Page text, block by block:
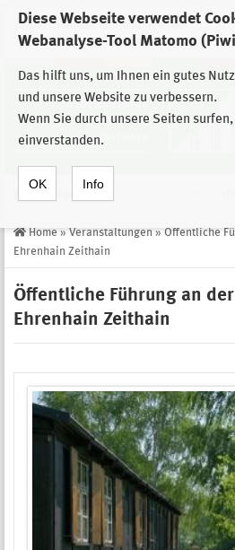
Diese Webseite verwendet
Webanalyse-Tool Matomo
Das hilft uns, um Ihnen ein gutes
und unsere Website zu verbessern.
Wenn Sie durch unsere Seiten
einverstanden.
OK Info
Zur Auswahl der Einrichtungen der
Stiftung Sächsische Gedenkstätten
Home » Veranstaltungen » Öffentliche
Ehrenhain Zeithain
Öffentliche Führung an
Ehrenhain Zeithain